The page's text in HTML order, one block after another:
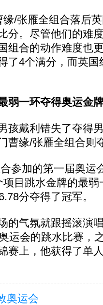
张雁全组合落后英
分。尽管他们的难
组合的动作难度也
了4个满分，而英
弱一环夺得奥运金
戴利错失了夺得
曹缘/张雁全组合则
加的第一届奥运
目跳水金牌的最
分夺得了冠军。
气氛就跟摇滚演
运会的跳水比赛，
赛上，他获得了单
奥运会